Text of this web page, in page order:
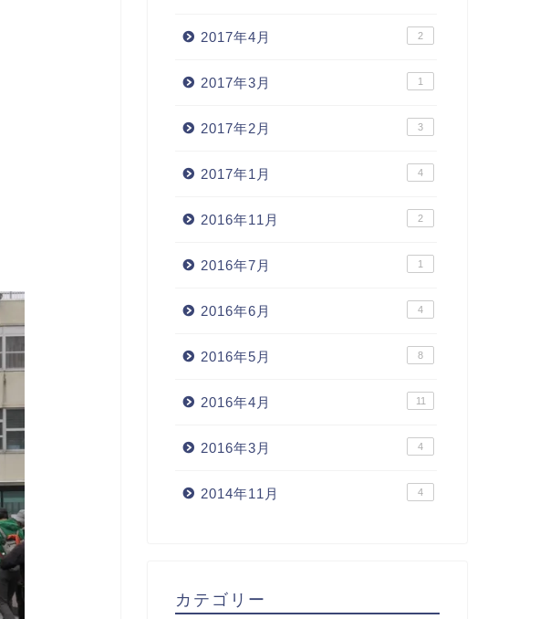
2017年4月 2
2017年3月 1
2017年2月 3
2017年1月 4
2016年11月 2
2016年7月 1
2016年6月 4
2016年5月 8
2016年4月 11
2016年3月 4
2014年11月 4
カテゴリー